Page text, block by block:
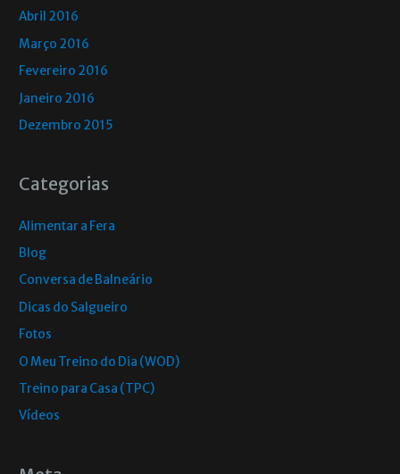
Abril 2016
Março 2016
Fevereiro 2016
Janeiro 2016
Dezembro 2015
Categorias
Alimentar a Fera
Blog
Conversa de Balneário
Dicas do Salgueiro
Fotos
O Meu Treino do Dia (WOD)
Treino para Casa (TPC)
Vídeos